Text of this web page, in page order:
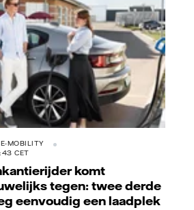
E-MOBILITY
CET
komt
tegen: twee derde
eenvoudig een laadplek